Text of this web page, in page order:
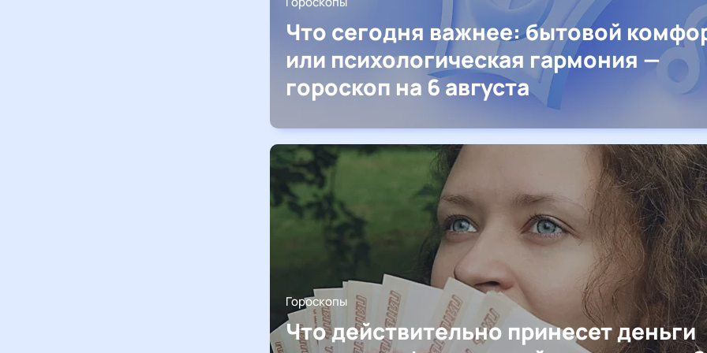
Что сегодня важнее: бытовой
или психологическая гармония —
гороскоп на 6 августа
Гороскопы
Что действительно принесет деньги